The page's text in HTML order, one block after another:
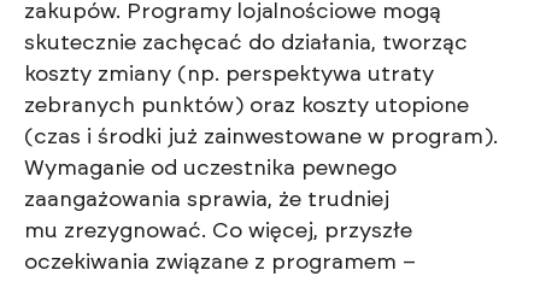
zakupów. Programy lojalnościowe mogą
skutecznie zachęcać do działania, tworząc
koszty zmiany (np. perspektywa utraty
zebranych punktów) oraz koszty utopione
(czas i środki już zainwestowane w program).
Wymaganie od uczestnika pewnego
zaangażowania sprawia, że trudniej
mu zrezygnować. Co więcej, przyszłe
oczekiwania związane z programem –